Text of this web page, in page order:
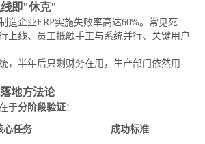
即"休克"
造企业ERP实施失败率高达60%。常见死
上线、员工抵触手工与系统并行、关键用户
，半年后只剩财务在用，生产部门依然用
地方法论
于分阶段验证：
心任务 成功标准